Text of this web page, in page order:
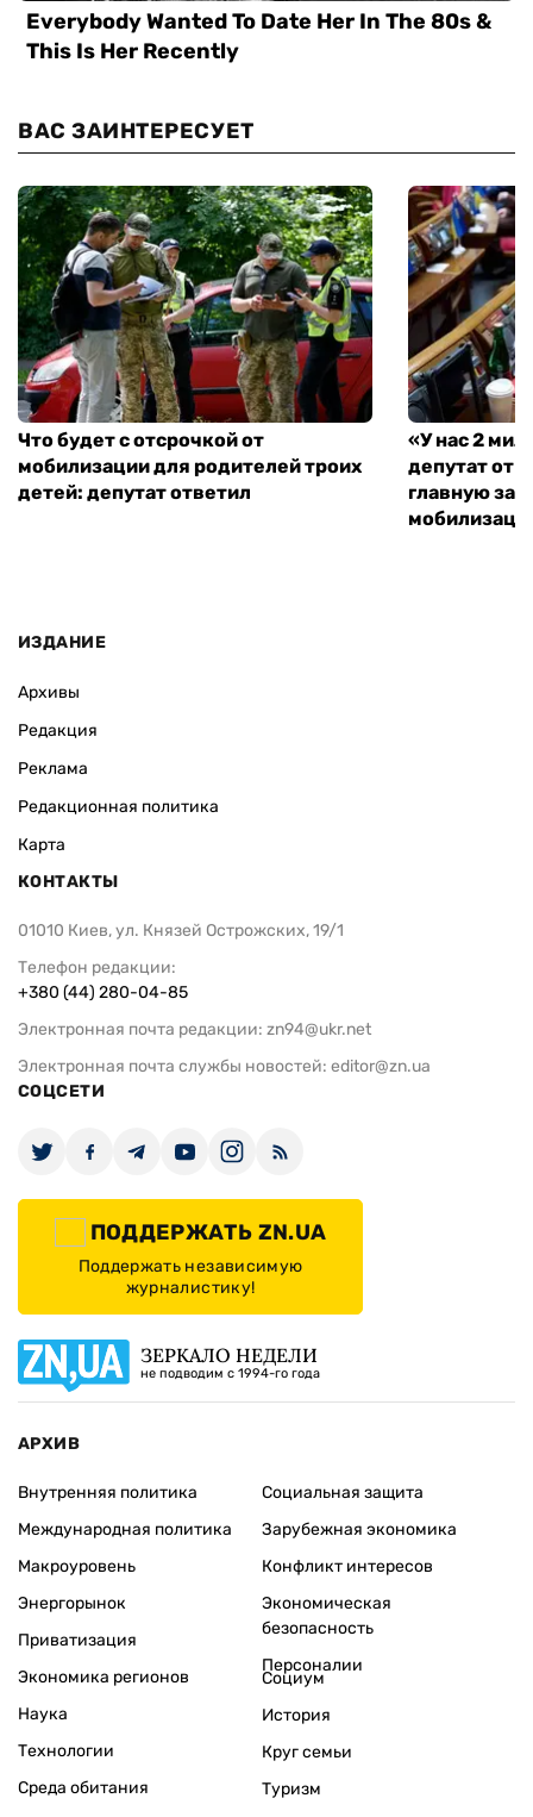
ВАС ЗАИНТЕРЕСУЕТ
Что будет с отсрочкой от
мобилизации для родителей троих
детей: депутат ответил
«У нас 2
депутат от
главную
ИЗДАНИЕ
Архивы
Редакция
Реклама
Редакционная политика
Карта
КОНТАКТЫ
01010 Киев, ул. Князей Острожских, 19/1
Телефон редакции:
+380 (44) 280-04-85
Электронная почта редакции: zn94@ukr.net
Электронная почта службы новостей: editor@zn.ua
СОЦСЕТИ
ПОДДЕРЖАТЬ ZN.UA
Поддержать независимую
журналистику!
ЗЕРКАЛО НЕДЕЛИ
не подводим с 1994-го года
АРХИВ
Внутренняя политика
Международная политика
Макроуровень
Энергорынок
Приватизация
Экономика регионов
Социальная защита
Зарубежная экономика
Конфликт интересов
Экономическая
безопасность
Персоналии
Наука
Технологии
Среда обитания
Социум
История
Круг семьи
Туризм